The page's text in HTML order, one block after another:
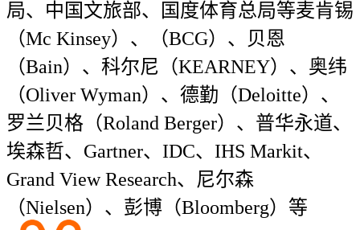
局、中国文旅部、国度体育总局等麦肯锡
（Mc Kinsey）、（BCG）、贝恩
（Bain）、科尔尼（KEARNEY）、奥纬
（Oliver Wyman）、德勤（Deloitte）、
罗兰贝格（Roland Berger）、普华永道、
埃森哲、Gartner、IDC、IHS Markit、
Grand View Research、尼尔森
（Nielsen）、彭博（Bloomberg）等